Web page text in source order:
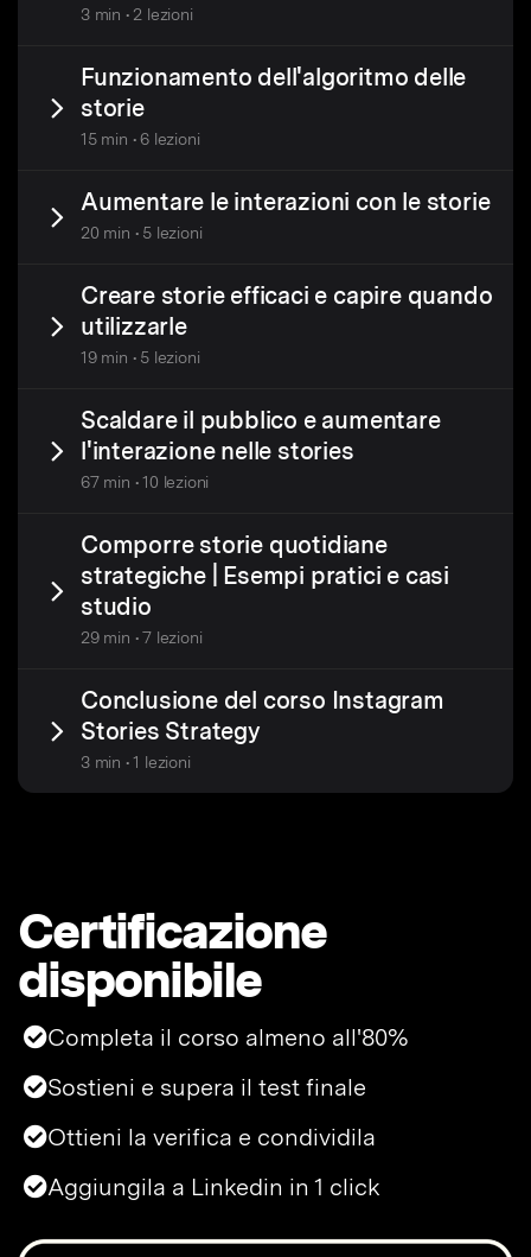
3 min • 2 lezioni
Funzionamento dell'algoritmo delle
storie
15 min • 6 lezioni
Aumentare le interazioni con le storie
20 min • 5 lezioni
Creare storie efficaci e capire quando
utilizzarle
19 min • 5 lezioni
Scaldare il pubblico e aumentare
l'interazione nelle stories
67 min • 10 lezioni
Comporre storie quotidiane
strategiche | Esempi pratici e casi
studio
29 min • 7 lezioni
Conclusione del corso Instagram
Stories Strategy
3 min • 1 lezioni
Certificazione
disponibile
Completa il corso almeno all'80%
Sostieni e supera il test finale
Ottieni la verifica e condividila
Aggiungila a Linkedin in 1 click